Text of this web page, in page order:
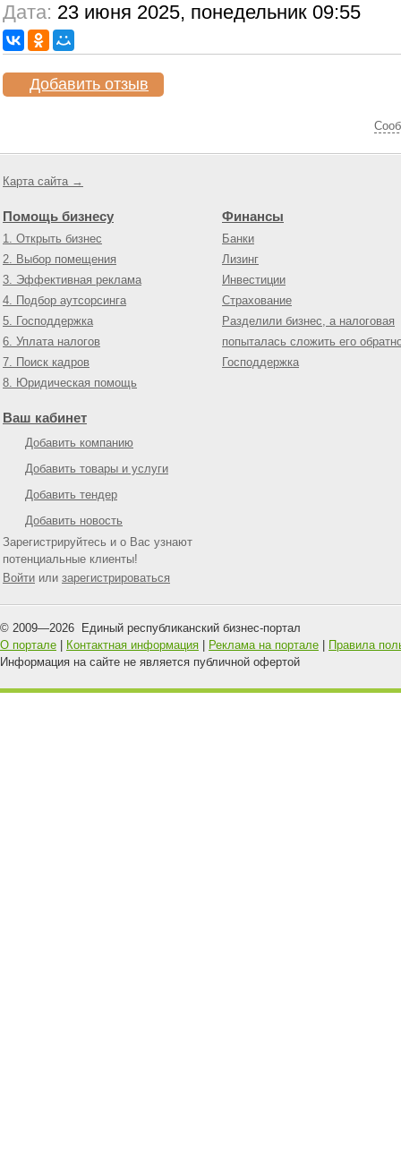
Дата: 23 июня 2025, понедельник 09:55
Добавить отзыв
Карта сайта →
Помощь бизнесу
1. Открыть бизнес
2. Выбор помещения
3. Эффективная реклама
4. Подбор аутсорсинга
5. Господдержка
6. Уплата налогов
7. Поиск кадров
8. Юридическая помощь
Финансы
Банки
Лизинг
Инвестиции
Страхование
Разделили бизнес, а налоговая
попыталась сложить его
Господдержка
Ваш кабинет
Добавить компанию
Добавить товары и услуги
Добавить тендер
Добавить новость
Зарегистрируйтесь и о Вас узнают
потенциальные клиенты!
Войти или зарегистрироваться
© 2009—2026 Единый республиканский бизнес-портал
О портале
Контактная информация Реклама на портале
Правила
Информация на сайте не является публичной офертой